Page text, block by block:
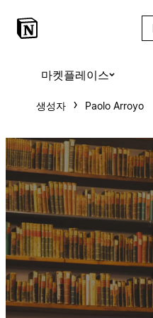
마켓플레이스
생성자 Paolo Arroyo